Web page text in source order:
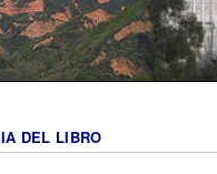
DEL LIBRO